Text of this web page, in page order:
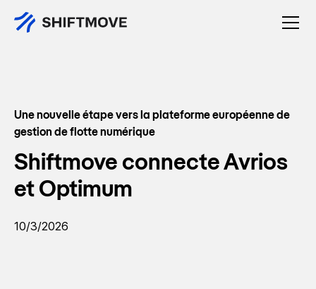
Une nouvelle étape vers la plateforme européenne de
gestion de flotte numérique
Shiftmove connecte Avrios
et Optimum
10/3/2026